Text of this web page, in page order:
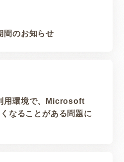
間のお知らせ
用環境で、Microsoft
なることがある問題に